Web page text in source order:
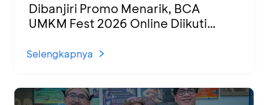
Dibanjiri Promo Menarik, BCA
UMKM Fest 2026 Online Diikuti
Selengkapnya